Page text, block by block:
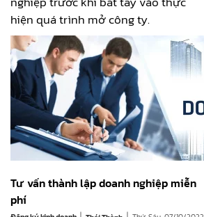
hiện quá trình mở công ty.
Tư vấn thành lập doanh nghiệp miễn
phí